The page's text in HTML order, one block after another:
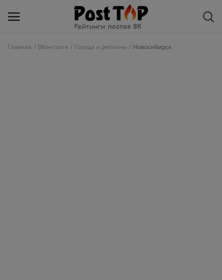
Главная ВКонтакте Города и регионы Новосибирск